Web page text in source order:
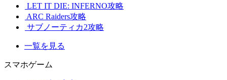
LET IT DIE: INFERNO攻略
ARC Raiders攻略
サブノーティカ2攻略
一覧を見る
スマホゲーム